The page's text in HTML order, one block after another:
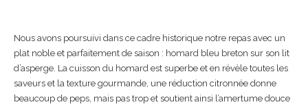
Nous avons poursuivi dans ce cadre historique notre repas avec un
plat noble et parfaitement de saison : homard bleu breton sur son lit
d’asperge. La cuisson du homard est superbe et en révèle toutes les
saveurs et la texture gourmande, une réduction citronnée donne
beaucoup de peps, mais pas trop et soutient ainsi l’amertume douce